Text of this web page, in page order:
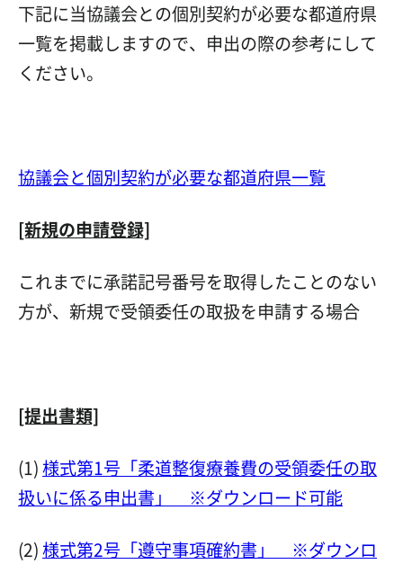
下記に当協議会との個別契約が必要な都道府県
一覧を掲載しますので、申出の際の参考にして
ください。
協議会と個別契約が必要な都道府県一覧
[新規の申請登録]
これまでに承諾記号番号を取得したことのない
方が、新規で受領委任の取扱を申請する場合
[提出書類]
(1)様式第1号「柔道整復療養費の受領委任の取
扱いに係る申出書」 ※ダウンロード可能
(2)様式第2号「遵守事項確約書」 ※ダウンロ